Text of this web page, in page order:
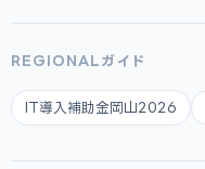
REGIONALガイド
IT導入補助金岡山2026